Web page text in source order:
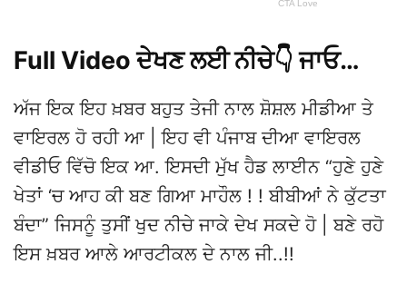
Full Video ਦੇਖਣ ਲਈ ਨੀਚੇ👇 ਜਾਓ…
ਅੱਜ ਇਕ ਇਹ ਖ਼ਬਰ ਬਹੁਤ ਤੇਜੀ ਨਾਲ ਸ਼ੋਸ਼ਲ ਮੀਡੀਆ ਤੇ
ਵਾਇਰਲ ਹੋ ਰਹੀ ਆ | ਇਹ ਵੀ ਪੰਜਾਬ ਦੀਆ ਵਾਇਰਲ
ਵੀਡੀਓ ਵਿੱਚੋ ਇਕ ਆ. ਇਸਦੀ ਮੁੱਖ ਹੈਡ ਲਾਈਨ “ਹੁਣੇ ਹੁਣੇ
ਖੇਤਾਂ ‘ਚ ਆਹ ਕੀ ਬਣ ਗਿਆ ਮਾਹੌਲ ! ! ਬੀਬੀਆਂ ਨੇ ਕੁੱਟਤਾ
ਬੰਦਾ” ਜਿਸਨੂੰ ਤੁਸੀਂ ਖੁਦ ਨੀਚੇ ਜਾਕੇ ਦੇਖ ਸਕਦੇ ਹੋ | ਬਣੇ ਰਹੋ
ਇਸ ਖ਼ਬਰ ਆਲੇ ਆਰਟੀਕਲ ਦੇ ਨਾਲ ਜੀ..!!